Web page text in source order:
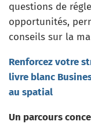
questions de
opportunités,
conseils sur la
Renforcez votre
livre blanc
au spatial
Un parcours